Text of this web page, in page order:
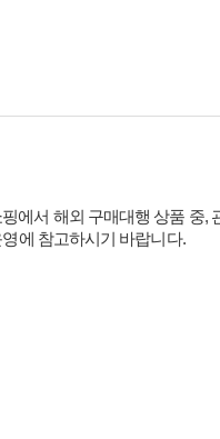
핑에서 해외 구매대행 상품 중,
에 참고하시기 바랍니다.